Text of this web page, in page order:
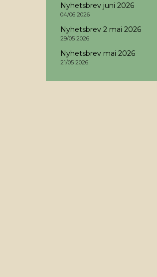
Nyhetsbrev juni 2026
04/06 2026
Nyhetsbrev 2 mai 2026
29/05 2026
Nyhetsbrev mai 2026
21/05 2026